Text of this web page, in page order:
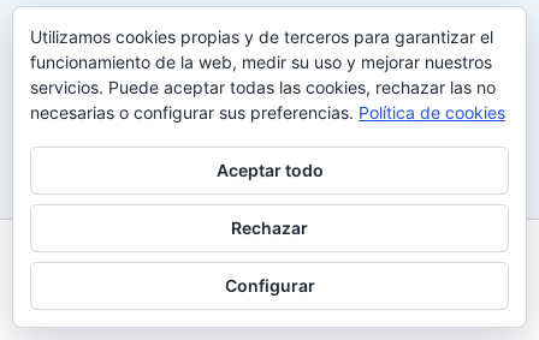
Todos los derechos © 2026 Uy Perdón
Utilizamos cookies propias y de terceros para garantizar el
funcionamiento de la web, medir su uso y mejorar nuestros
servicios. Puede aceptar todas las cookies, rechazar las no
necesarias o configurar sus preferencias. Política de cookies
Aceptar todo
Rechazar
Configurar